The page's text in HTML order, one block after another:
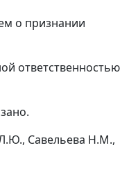
о признании
ответственностью
Савельева Н.М.,